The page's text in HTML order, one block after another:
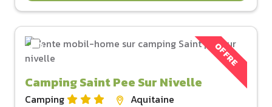
OFFRE
Camping Saint Pee Sur Nivelle
Camping
Aquitaine